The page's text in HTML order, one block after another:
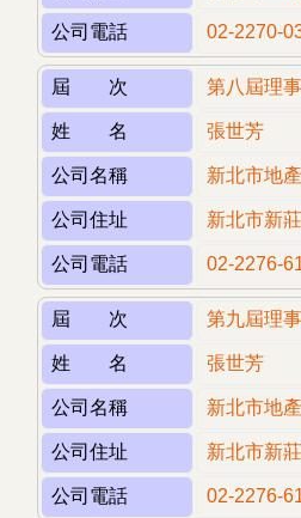
公司電話 02-2270-
屆 次 第八屆理
姓 名 張世芳
公司名稱 新北市地
公司住址 新北市新
公司電話 02-2276-
屆 次 第九屆理
姓 名 張世芳
公司名稱 新北市地
公司住址 新北市新
公司電話 02-2276-